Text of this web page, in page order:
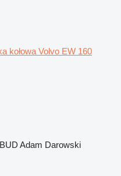
kołowa Volvo EW 160
Adam Darowski